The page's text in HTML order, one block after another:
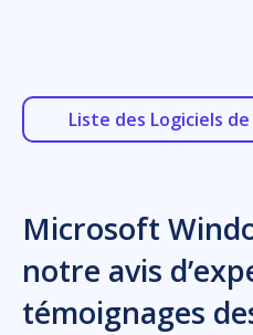
Liste des Logiciels
Microsoft
notre avis
témoignages